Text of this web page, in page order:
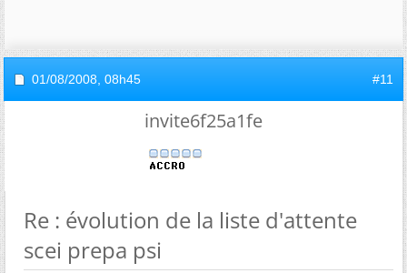
01/08/2008, 08h45 #11
invite6f25a1fe
Re : évolution de la liste d'attente
scei prepa psi